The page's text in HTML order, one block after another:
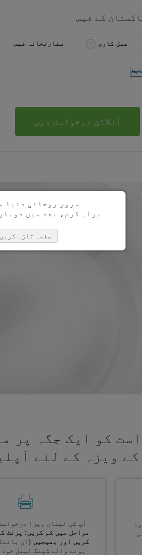
کے فیس
عمل کاری سفارتخانہ فیس
آنلائن درخواست دیں
کو ایک جگہ پر
ویزہ کے لئے
آپ کی لبنان ویزا
مراحل میں کم کریں: پرنٹ
کریں اور بھیجیں (ان
ہونے والے شپنگ لیبل خود
سرور روحانی دنیا
براہ کرم، بعد میں
صفحہ تازہ کریں